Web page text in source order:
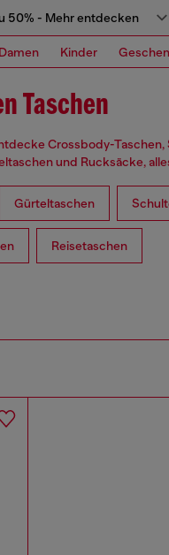
50% - Mehr entdecken
Damen Kinder
Taschen
Crossbody-
und Rucksäcke,
Gürteltaschen
Reisetaschen